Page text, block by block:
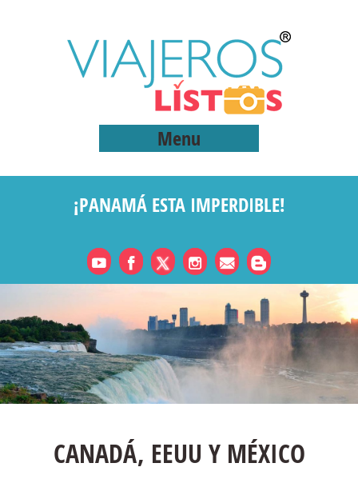
Menu
¡PANAMÁ ESTA IMPERDIBLE!
CANADÁ, EEUU Y MÉXICO